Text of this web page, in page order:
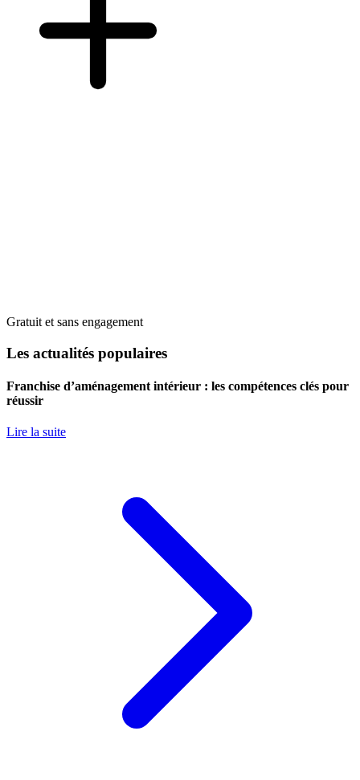
Gratuit et sans engagement
Les actualités populaires
Franchise d’aménagement intérieur : les compétences clés pour
réussir
Lire la suite